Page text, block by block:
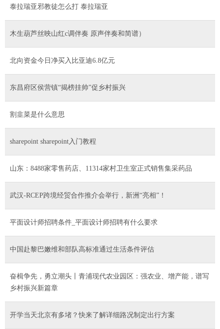
泰拉瑞亚邪教徒怎么打 泰拉瑞亚
木生葫芦丝映山红c调伴奏 原声伴奏和简谱）
北向资金今日净买入比亚迪6.8亿元
东昌府区侯营镇“揭榜挂帅”促乡村振兴
割韭菜是什么意思
sharepoint sharepoint入门教程
山东：8488家零售药店、11314家村卫生室正式销售集采药品
武汉-RCEP跨境经贸合作推介会举行，新洲“亮相”！
平面设计师招聘条件_平面设计师招聘有什么要求
中国赴黎巴嫩维和部队高标准通过生活条件评估
奋楫争先，勇立潮头丨青浦现代农业园区：强农业、增产能，谱写
乡村振兴新篇章
开学当天北京有多堵？快来了解详细路况制定出行方案